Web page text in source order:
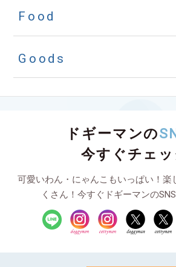
Food
Goods
ドギーマンの
今すぐチェッ
可愛いわん・にゃんこもいっぱい！楽
くさん！今すぐドギーマンの